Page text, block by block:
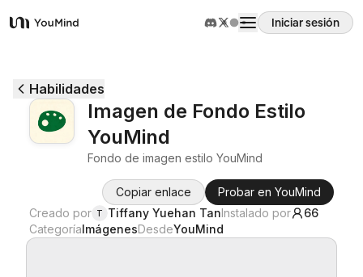
YouMind
Iniciar sesión
Casos de uso
Prompts
Habilidades
Imagen de Fondo Estilo
YouMind
Fondo de imagen estilo YouMind
Copiar enlace
Probar en YouMind
Creado por T Tiffany Yuehan TanInstalado por
66
CategoríaImágenesDesdeYouMind